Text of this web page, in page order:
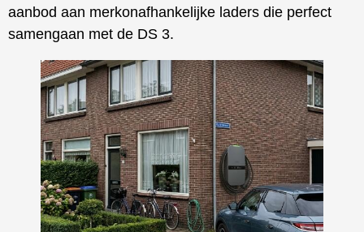
aanbod aan merkonafhankelijke laders die perfect
samengaan met de DS 3.